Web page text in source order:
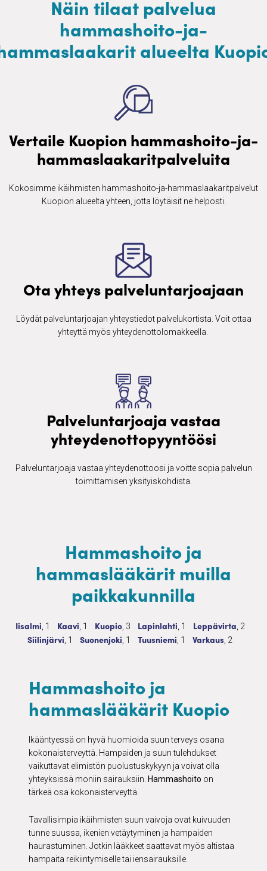
Näin tilaat palvelua
hammashoito-ja-
alueelta
Vertaile Kuopion hammashoito-ja-
hammaslaakaritpalveluita
Kokosimme ikäihmisten ​hammashoito-ja-hammaslaakaritpalvelut
Kuopion alueelta yhteen, jotta löytäisit ne helposti.
Ota yhteys palveluntarjoajaan
Löydät palveluntarjoajan yhteystiedot palvelukortista. Voit ottaa
yhteyttä myös yhteydenottolomakkeella. ​
Palveluntarjoaja vastaa
yhteydenottopyyntöösi
Palveluntarjoaja vastaa yhteydenottoosi ja voitte sopia palvelun
toimittamisen yksityiskohdista.
Hammashoito ja
hammaslääkärit muilla
paikkakunnilla
Hammashoito ja hammaslääkärit
Iisalmi1 palvelua
, 1 Hammashoito ja hammaslääkärit
Kaavi1 palvelua
, 1 Hammashoito ja hammaslääkärit
Kuopio3 palvelua
, 3 Hammashoito ja
Lapinlahti1 palvelua
, 1 Hammashoito ja
Leppävirta2, 2
Hammashoito ja hammaslääkärit
Siilinjärvi 1 palvelua
, 1 Hammashoito ja hammaslääkärit
Suonenjoki 1 palvelua
, 1 Hammashoito ja
Tuusniemi 1 palvelua
, 1 Hammashoito ja
Varkaus 2 palvelua
, 2
Hammashoito ja
hammaslääkärit Kuopio
Ikääntyessä on hyvä huomioida suun terveys osana
kokonaisterveyttä. Hampaiden ja suun tulehdukset
vaikuttavat elimistön puolustuskykyyn ja voivat olla
yhteyksissä moniin sairauksiin. Hammashoito on
tärkeä osa kokonaisterveyttä.
Tavallisimpia ikäihmisten suun vaivoja ovat kuivuuden
tunne suussa, ikenien vetäytyminen ja hampaiden
haurastuminen. Jotkin lääkkeet saattavat myös altistaa
hampaita reikiintymiselle tai iensairauksille.